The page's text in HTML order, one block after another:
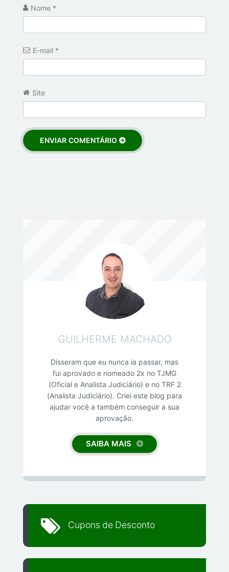
Nome *
E-mail *
Site
GUILHERME MACHADO
Disseram que eu nunca ia passar, mas
fui aprovado e nomeado 2x no TJMG
(Oficial e Analista Judiciário) e no TRF 2
(Analista Judiciário). Criei este blog para
ajudar você a também conseguir a sua
aprovação.
SAIBA MAIS
Cupons de Desconto